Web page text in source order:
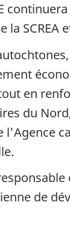
SCREA
en
du
de